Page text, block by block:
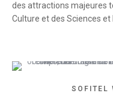
des attractions majeures
Culture et des Sciences et
SOFITEL